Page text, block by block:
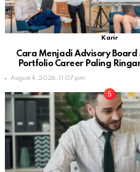
Karir
Cara Menjadi Advisory Board
Portfolio Career Paling
August 4, 2026, 11:07 pm